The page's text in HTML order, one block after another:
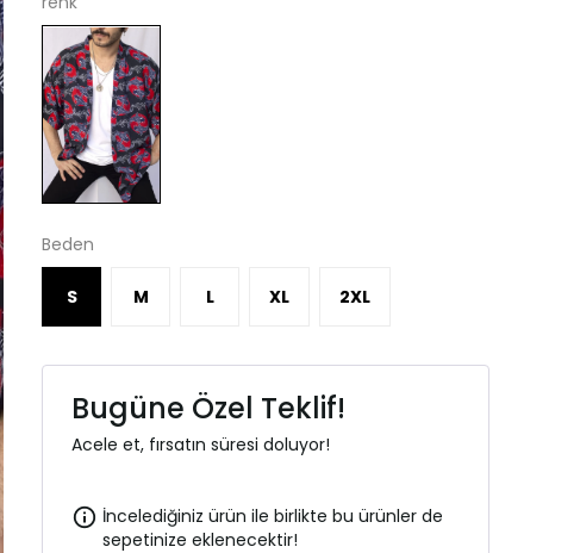
Beden
S M L XL 2XL
Bugüne Özel Teklif!
Acele et, fırsatın süresi doluyor!
İncelediğiniz ürün ile birlikte bu ürünler de
sepetinize eklenecektir!